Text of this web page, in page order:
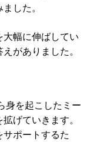
した。
幅に伸ばしてい
がありました。
身を起こしたミー
げていきます。
ポートするた